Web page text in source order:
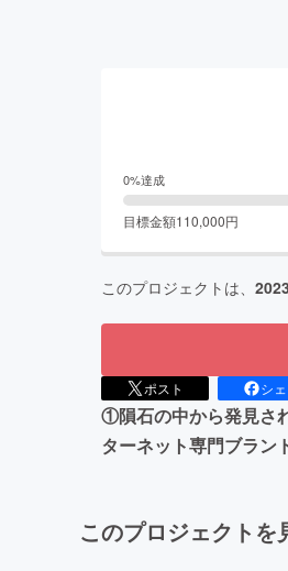
0%達成
目標金額110,000円
このプロジェクトは、
ポスト シ
①隕石の中から発見さ
ターネット専門ブラ
このプロジェクト